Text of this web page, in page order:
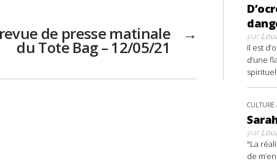
→
de presse matinale
du Tote Bag – 12/05/21
par
Il est
d’une
CULTURE
par
"La
de